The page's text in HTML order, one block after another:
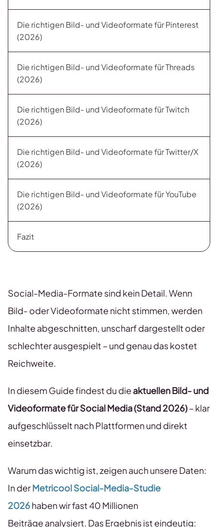
Die richtigen Bild- und Videoformate für Pinterest
(2026)
Die richtigen Bild- und Videoformate für Threads
(2026)
Die richtigen Bild- und Videoformate für Twitch
(2026)
Die richtigen Bild- und Videoformate für Twitter/X
(2026)
Die richtigen Bild- und Videoformate für YouTube
(2026)
Fazit
Social-Media-Formate sind kein Detail. Wenn
Bild- oder Videoformate nicht stimmen, werden
Inhalte abgeschnitten, unscharf dargestellt oder
schlechter ausgespielt – und genau das kostet
Reichweite.
In diesem Guide findest du die aktuellen Bild- und
Videoformate für Social Media (Stand 2026)– klar
aufgeschlüsselt nach Plattformen und direkt
einsetzbar.
Warum das wichtig ist, zeigen auch unsere Daten:
In derMetricool Social-Media-Studie
2026haben wir fast 40 Millionen
Beiträge analysiert. Das Ergebnis ist eindeutig: